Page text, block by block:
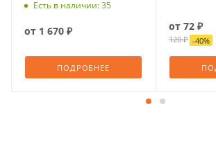
Есть в наличии: 35
от 1 670 ₽
ПОДРОБНЕЕ
от 72 ₽
120 ₽ -40%